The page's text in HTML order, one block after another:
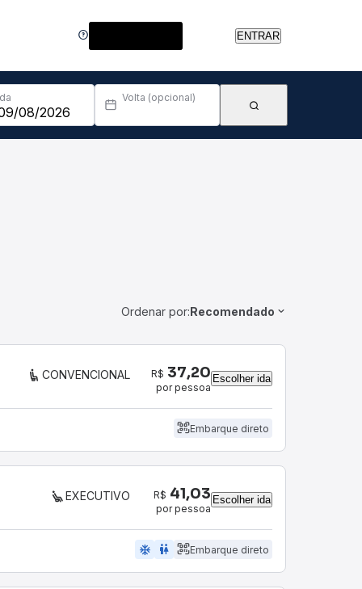
ENTRAR
Volta (opcional)
Ordenar por:Recomendado
CONVENCIONAL R$ 37,20
por pessoa
Escolher ida
Embarque direto
EXECUTIVO R$ 41,03
por pessoa
Escolher ida
ac_unit wc Embarque direto